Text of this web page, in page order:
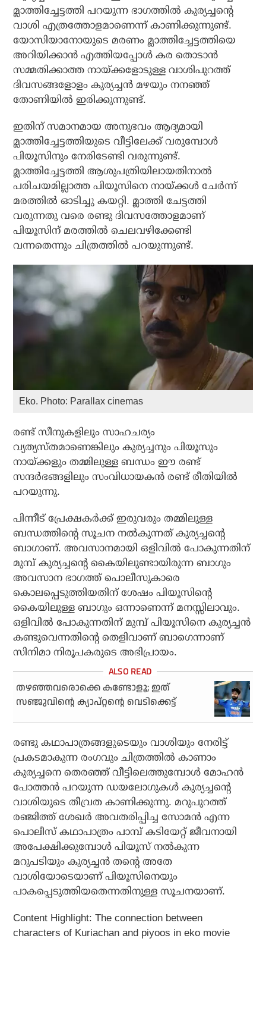
മ്ലാത്തിച്ചേട്ടത്തി പറയുന്ന ഭാഗത്തില്‍ കുര്യച്ചന്റെ
വാശി എത്രത്തോളമാണെന്ന് കാണിക്കുന്നുണ്ട്.
യോസിയാനോയുടെ മരണം മ്ലാത്തിച്ചേട്ടത്തിയെ
അറിയിക്കാന്‍ എത്തിയപ്പോള്‍ കര തൊടാന്‍
സമ്മതിക്കാത്ത നായ്ക്കളോടുള്ള വാശിപുറത്ത്
ദിവസങ്ങളോളം കുര്യച്ചന്‍ മഴയും നനഞ്ഞ്
തോണിയില്‍ ഇരിക്കുന്നുണ്ട്.
ഇതിന് സമാനമായ അനുഭവം ആദ്യമായി
മ്ലാത്തിച്ചേട്ടത്തിയുടെ വീട്ടിലേക്ക് വരുമ്പോള്‍
പിയൂസിനും നേരിടേണ്ടി വരുന്നുണ്ട്.
മ്ലാത്തിച്ചേട്ടത്തി ആശുപത്രിയിലായതിനാല്‍
പരിചയമില്ലാത്ത പിയൂസിനെ നായ്ക്കള്‍ ചേര്‍ന്ന്
മരത്തില്‍ ഓടിച്ചു കയറ്റി. മ്ലാത്തി ചേട്ടത്തി
വരുന്നതു വരെ രണ്ടു ദിവസത്തോളമാണ്
പിയൂസിന് മരത്തില്‍ ചെലവഴിക്കേണ്ടി
വന്നതെന്നും ചിത്രത്തില്‍ പറയുന്നുണ്ട്.
Eko. Photo: Parallax cinemas
രണ്ട് സീനുകളിലും സാഹചര്യം
വ്യത്യസ്തമാണെങ്കിലും കുര്യച്ചനും പിയൂസും
നായ്ക്കളും തമ്മിലുള്ള ബന്ധം ഈ രണ്ട്
സന്ദര്‍ഭങ്ങളിലും സംവിധായകന്‍ രണ്ട് രീതിയില്‍
പറയുന്നു.
പിന്നീട് പ്രേക്ഷകര്‍ക്ക് ഇരുവരും തമ്മിലുള്ള
ബന്ധത്തിന്റെ സൂചന നല്‍കുന്നത് കുര്യച്ചന്റെ
ബാഗാണ്. അവസാനമായി ഒളിവില്‍ പോകുന്നതിന്
മുമ്പ് കുര്യച്ചന്റെ കൈയിലുണ്ടായിരുന്ന ബാഗും
അവസാന ഭാഗത്ത് പൊലീസുകാരെ
കൊലപ്പെടുത്തിയതിന് ശേഷം പിയൂസിന്റെ
കൈയിലുള്ള ബാഗും ഒന്നാണെന്ന് മനസ്സിലാവും.
ഒളിവില്‍ പോകുന്നതിന് മുമ്പ് പിയൂസിനെ കുര്യച്ചന്‍
കണ്ടുവെന്നതിന്റെ തെളിവാണ് ബാഗെന്നാണ്
സിനിമാ നിരൂപകരുടെ അഭിപ്രായം.
തഴഞ്ഞവരൊക്കെ കണ്ടോളൂ; ഇത്
സഞ്ജുവിന്റെ ക്യാപ്റ്റന്റെ വെടിക്കെട്ട്
രണ്ടു കഥാപാത്രങ്ങളുടെയും വാശിയും നേരിട്ട്
പ്രകടമാകുന്ന രംഗവും ചിത്രത്തില്‍ കാണാം
കുര്യച്ചനെ തെരഞ്ഞ് വീട്ടിലെത്തുമ്പോള്‍ മോഹന്‍
പോത്തന്‍ പറയുന്ന ഡയലോഗുകള്‍ കുര്യച്ചന്റെ
വാശിയുടെ തീവ്രത കാണിക്കുന്നു. മറുപുറത്ത്
രഞ്ജിത്ത് ശേഖര്‍ അവതരിപ്പിച്ച സോമന്‍ എന്ന
പൊലീസ് കഥാപാത്രം പാമ്പ് കടിയേറ്റ് ജീവനായി
അപേക്ഷിക്കുമ്പോള്‍ പിയൂസ് നല്‍കുന്ന
മറുപടിയും കുര്യച്ചന്‍ തന്റെ അതേ
വാശിയോടെയാണ് പിയൂസിനെയും
പാകപ്പെടുത്തിയതെന്നതിനുള്ള സൂചനയാണ്.
Content Highlight: The connection between
characters of Kuriachan and piyoos in eko movie